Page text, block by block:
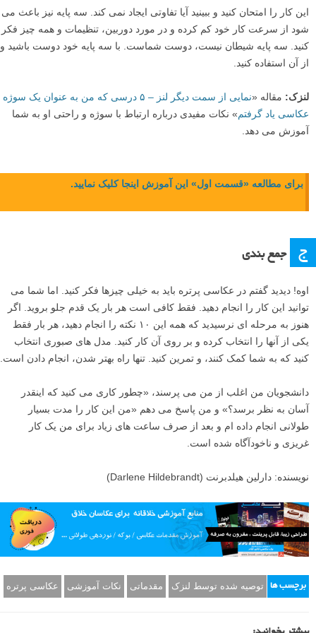
این کار را امتحان کنید و ببینید آیا تفاوتی ایجاد نمی کند. سه پایه نیز باعث می
شود از سرعت کار خود کم کرده و در مورد دوربین، تنظیمات و همه چیز فکر
کنید. سه پایه شیطان نیست، دوست شماست. با سه پایه خود دوست باشید و
از آن استفاده کنید.
لنزک: مقاله «
نمایی از سمت دیگر لنز – ۵ درسی که من به عنوان یک سوژه
عکاسی یاد گرفتم» نکات مفیدی درباره ارتباط با سوژه و راحتی او به شما
آموزش می دهد.
برای مطالعه «قسمت اول» این آموزش اینجا کلیک نمایید.
ج جمع بندی
اوه! دیدید گفتم در عکاسی پرتره باید به خیلی چیزها فکر کنید. اما شما می
توانید این کار را انجام دهید. فقط کافی است هر بار یک قدم جلو بروید. اگر
هنوز به مرحله ای نرسیدید که همه این ۱۰ نکته را انجام دهید، هر بار فقط
یکی از آنها را انتخاب کرده و بر روی آن کار کنید. مدل های صبوری انتخاب
کنید که به شما کمک کنند، و تمرین کنید. تنها راه بهتر شدن، انجام دادن است.
دانشجویان من اغلب از من می پرسند، «چطور کاری می کنید که اینقدر
آسان به نظر برسد؟» و من پاسخ می دهم «من این کار را مدت بسیار
طولانی انجام داده ام و بعد از صرف ساعت های زیاد برای من یک کار
غریزی و ناخودآگاه شده است.
نویسنده: دارلین هیلدبرنت (Darlene Hildebrandt)
برچسب ها توصیه شده توسط لنزک مقدماتی نکات آموزشی عکاسی پرتره